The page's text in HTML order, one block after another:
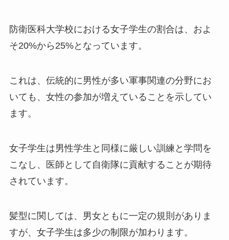
防衛医科大学校における女子学生の割合は、およ
そ20%から25%となっています。
これは、伝統的に男性が多い軍事関連の分野にお
いても、女性の参加が増えていることを示してい
ます。
女子学生は男性学生と同様に厳しい訓練と学問を
こなし、医師として自衛隊に貢献することが期待
されています。
髪型に関しては、男女ともに一定の規則がありま
すが、女子学生は多少の制限が加わります。